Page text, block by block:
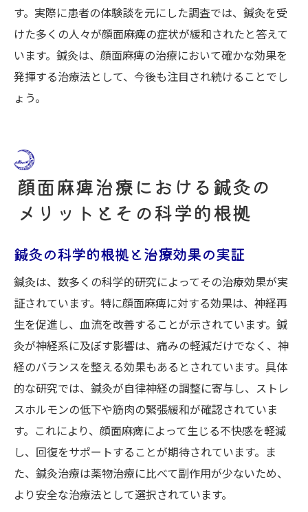
す。実際に患者の体験談を元にした調査では、鍼灸を受
けた多くの人々が顔面麻痺の症状が緩和されたと答えて
います。鍼灸は、顔面麻痺の治療において確かな効果を
発揮する治療法として、今後も注目され続けることでし
ょう。
顔面麻痺治療における鍼灸の
メリットとその科学的根拠
鍼灸の科学的根拠と治療効果の実証
鍼灸は、数多くの科学的研究によってその治療効果が実
証されています。特に顔面麻痺に対する効果は、神経再
生を促進し、血流を改善することが示されています。鍼
灸が神経系に及ぼす影響は、痛みの軽減だけでなく、神
経のバランスを整える効果もあるとされています。具体
的な研究では、鍼灸が自律神経の調整に寄与し、ストレ
スホルモンの低下や筋肉の緊張緩和が確認されていま
す。これにより、顔面麻痺によって生じる不快感を軽減
し、回復をサポートすることが期待されています。ま
た、鍼灸治療は薬物治療に比べて副作用が少ないため、
より安全な治療法として選択されています。